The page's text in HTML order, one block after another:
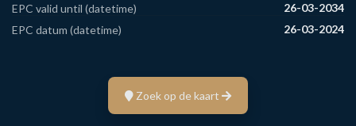
EPC valid until (datetime)
26-03-2034
EPC datum (datetime)
26-03-2024
Zoek op de kaart